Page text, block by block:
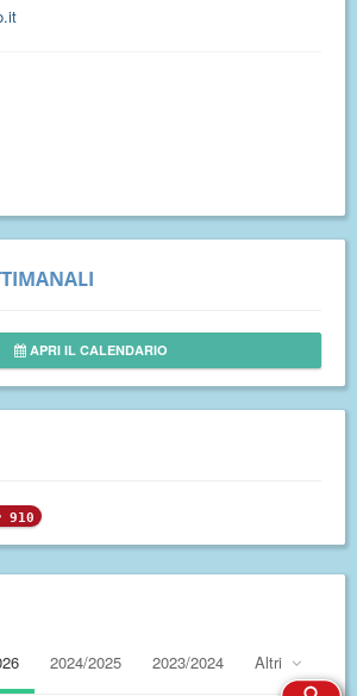
APRI IL CALENDARIO
910
2024/2025 2023/2024 Altri